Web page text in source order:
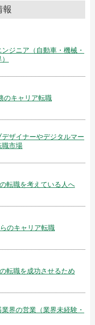
報
ジニア（自動車・機械・
のキャリア転職
ザイナーやデジタルマー
職市場
転職を考えている人へ
のキャリア転職
転職を成功させるため
界の営業（業界未経験・